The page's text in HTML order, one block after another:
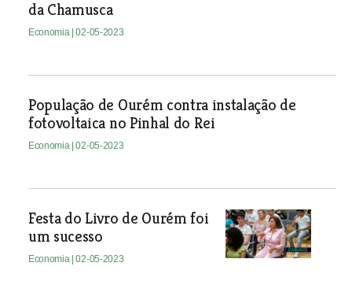
da Chamusca
Economia | 02-05-2023
População de Ourém contra instalação de
fotovoltaica no Pinhal do Rei
Economia | 02-05-2023
Festa do Livro de Ourém foi
um sucesso
Economia | 02-05-2023